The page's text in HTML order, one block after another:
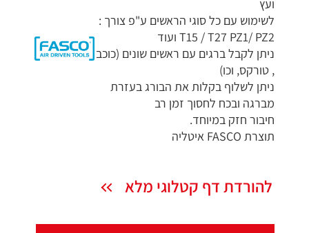
ועץ
לשימוש עם כל סוגי הראשים ע"פ צורך :
T15 / T27 PZ1/ PZ2 ועוד
ניתן לקבל ברגים עם ראשים שונים (כוכב
, טורקס, וכו)
ניתן לשלוף בקלות את הבורג בעזרת
מברגה ובכח לחסוך זמן רב
חיבור חזק במיוחד.
תוצרת FASCO איטליה
להורדת דף קטלוגי מלא